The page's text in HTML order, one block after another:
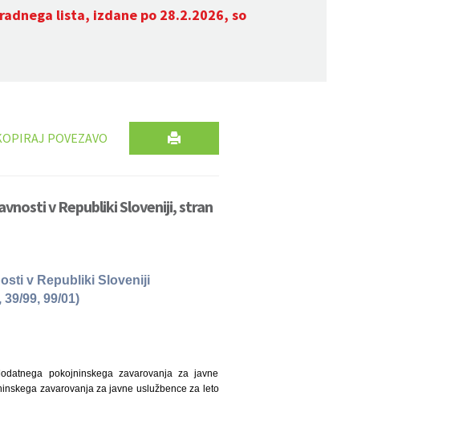
lista, izdane po 28.2.2026, so
POVEZAVO
v Republiki Sloveniji, stran
v Republiki Sloveniji
99, 99/01)
pokojninskega zavarovanja za javne
zavarovanja za javne uslužbence za leto